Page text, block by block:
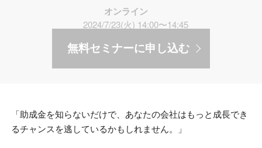
オンライン
2024/7/23(火) 14:00〜14:45
無料セミナーに申し込む
「助成金を知らないだけで、あなたの会社はもっと成長でき
るチャンスを逃しているかもしれません。」